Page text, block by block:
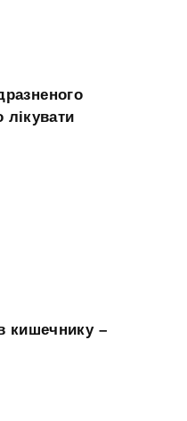
лікувати
кишечнику –